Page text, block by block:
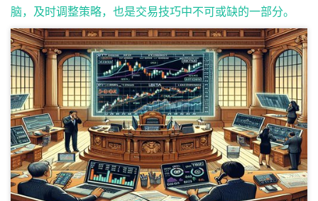
脑，及时调整策略，也是交易技巧中不可或缺的一部分。